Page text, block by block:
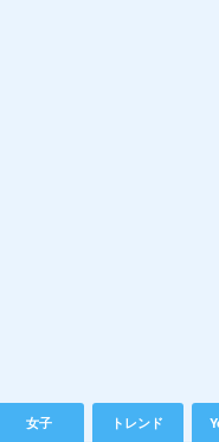
女子 トレンド